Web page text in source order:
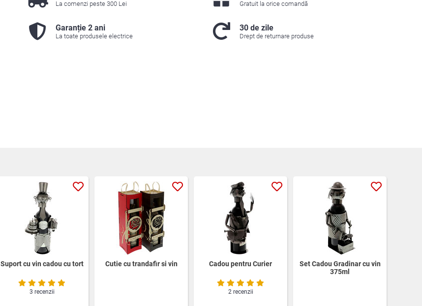
La comenzi peste 300 Lei Gratuit la orice comandă
Garanție 2 ani
La toate produsele electrice
30 de zile
Drept de returnare produse
Suport cu vin cadou cu tort
3 recenzii
Cutie cu trandafir si vin Cadou pentru Curier
2 recenzii
Set Cadou Gradinar cu vin
375ml